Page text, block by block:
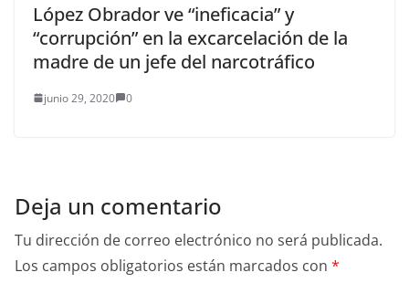
López Obrador ve “ineficacia” y
“corrupción” en la excarcelación de la
madre de un jefe del narcotráfico
junio 29, 2020 0
Deja un comentario
Tu dirección de correo electrónico no será publicada.
Los campos obligatorios están marcados con *